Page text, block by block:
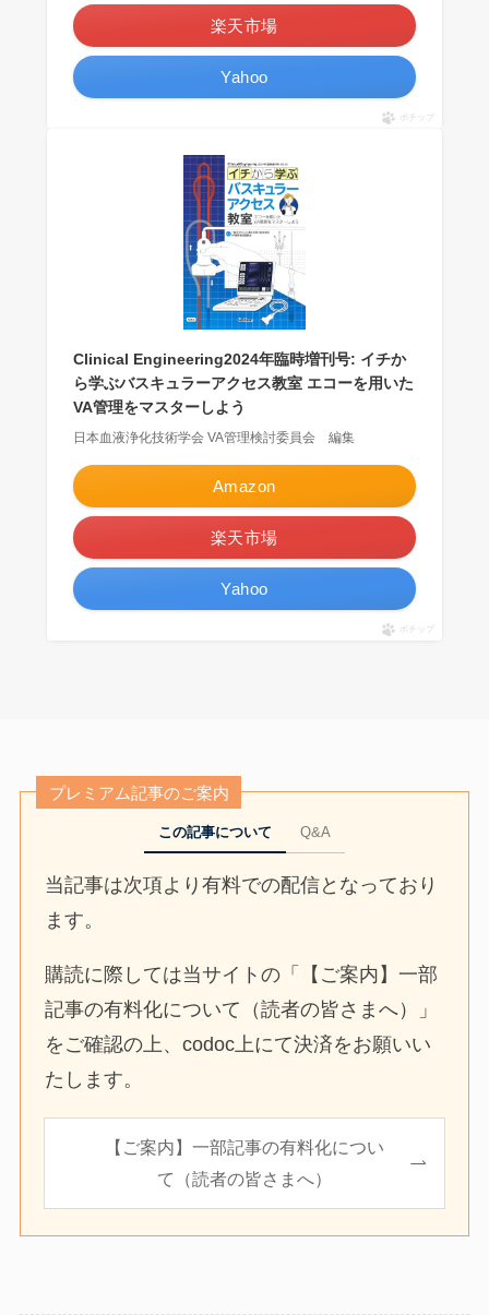
楽天市場
Yahoo
ポチップ
Clinical Engineering2024年臨時増刊号: イチか
ら学ぶバスキュラーアクセス教室 エコーを用いた
VA管理をマスターしよう
日本血液浄化技術学会 VA管理検討委員会 編集
Amazon
楽天市場
Yahoo
ポチップ
プレミアム記事のご案内
この記事について Q&A
当記事は次項より有料での配信となっており
ます。
購読に際しては当サイトの「【ご案内】一部
記事の有料化について（読者の皆さまへ）」
をご確認の上、codoc上にて決済をお願いい
たします。
【ご案内】一部記事の有料化につい
て（読者の皆さまへ）